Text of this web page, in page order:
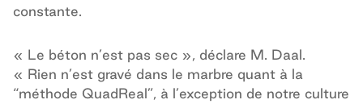
constante.
« Le béton n’est pas sec », déclare M. Daal.
« Rien n’est gravé dans le marbre quant à la
“méthode QuadReal”, à l’exception de notre culture